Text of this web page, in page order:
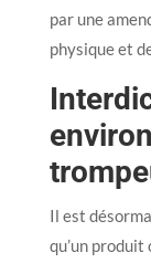
par une
physique et
Il est
qu’un